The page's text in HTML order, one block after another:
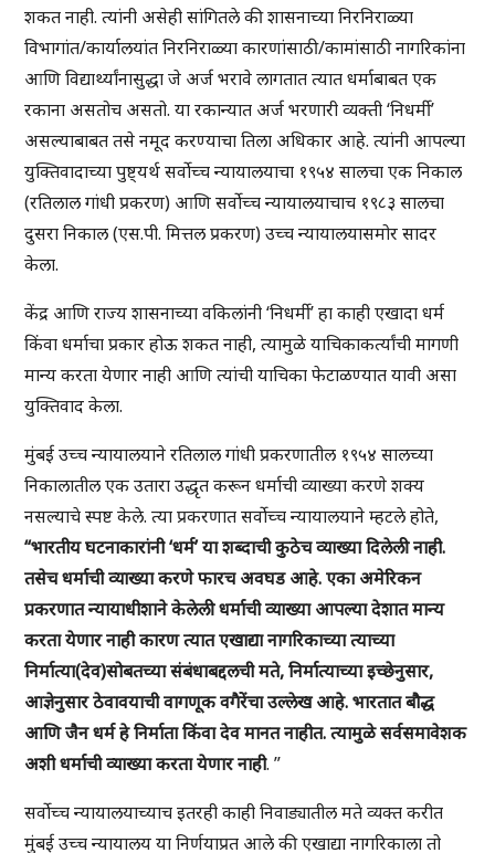
शकत नाही. त्यांनी असेही सांगितले की शासनाच्या निरनिराळ्या
विभागांत/कार्यालयांत निरनिराळ्या कारणांसाठी/कामांसाठी नागरिकांना
आणि विद्यार्थ्यांनासुद्धा जे अर्ज भरावे लागतात त्यात धर्माबाबत एक
रकाना असतोच असतो. या रकान्यात अर्ज भरणारी व्यक्ती ‘निधर्मी’
असल्याबाबत तसे नमूद करण्याचा तिला अधिकार आहे. त्यांनी आपल्या
युक्तिवादाच्या पुष्ट्यर्थ सर्वोच्च न्यायालयाचा १९५४ सालचा एक निकाल
(रतिलाल गांधी प्रकरण) आणि सर्वोच्च न्यायालयाचाच १९८३ सालचा
दुसरा निकाल (एस.पी. मित्तल प्रकरण) उच्च न्यायालयासमोर सादर
केला.
केंद्र आणि राज्य शासनाच्या वकिलांनी ‘निधर्मी’ हा काही एखादा धर्म
किंवा धर्माचा प्रकार होऊ शकत नाही, त्यामुळे याचिकाकर्त्यांची मागणी
मान्य करता येणार नाही आणि त्यांची याचिका फेटाळण्यात यावी असा
युक्तिवाद केला.
मुंबई उच्च न्यायालयाने रतिलाल गांधी प्रकरणातील १९५४ सालच्या
निकालातील एक उतारा उद्धृत करून धर्माची व्याख्या करणे शक्य
नसल्याचे स्पष्ट केले. त्या प्रकरणात सर्वोच्च न्यायालयाने म्हटले होते,
“भारतीय घटनाकारांनी ‘धर्म’ या शब्दाची कुठेच व्याख्या दिलेली नाही.
तसेच धर्माची व्याख्या करणे फारच अवघड आहे. एका अमेरिकन
प्रकरणात न्यायाधीशाने केलेली धर्माची व्याख्या आपल्या देशात मान्य
करता येणार नाही कारण त्यात एखाद्या नागरिकाच्या त्याच्या
निर्मात्या(देव)सोबतच्या संबंधाबद्दलची मते, निर्मात्याच्या इच्छेनुसार,
आज्ञेनुसार ठेवावयाची वागणूक वगैरेंचा उल्लेख आहे. भारतात बौद्ध
आणि जैन धर्म हे निर्माता किंवा देव मानत नाहीत. त्यामुळे सर्वसमावेशक
अशी धर्माची व्याख्या करता येणार नाही. ”
सर्वोच्च न्यायालयाच्याच इतरही काही निवाड्यातील मते व्यक्त करीत
मुंबई उच्च न्यायालय या निर्णयाप्रत आले की एखाद्या नागरिकाला तो